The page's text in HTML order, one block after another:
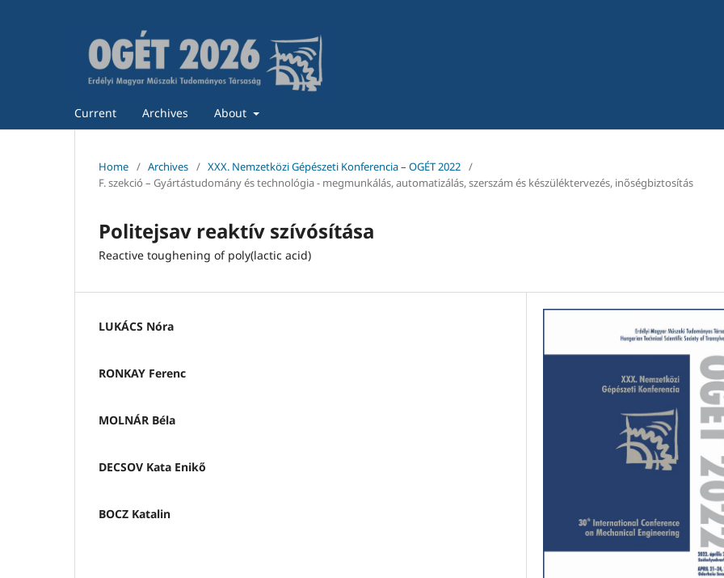
Current Archives About
Home / Archives / XXX. Nemzetközi Gépészeti Konferencia – OGÉT 2022 /
F. szekció – Gyártástudomány és technológia - megmunkálás, automatizálás, szerszám és készüléktervezés, inőségbiztosítás
Politejsav reaktív szívósítása
Reactive toughening of poly(lactic acid)
LUKÁCS Nóra
RONKAY Ferenc
MOLNÁR Béla
DECSOV Kata Enikő
BOCZ Katalin